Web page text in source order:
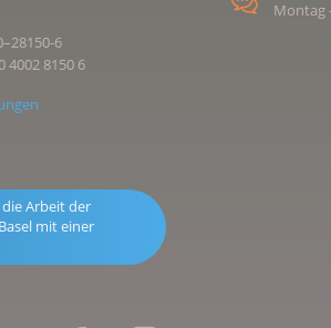
6
4002 8150 6
Arbeit der
mit einer
Montag